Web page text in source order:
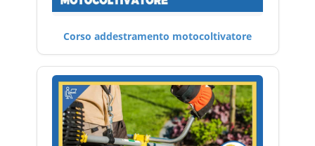
Corso addestramento motocoltivatore